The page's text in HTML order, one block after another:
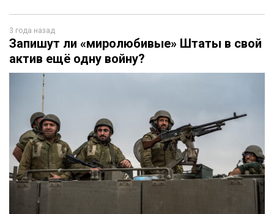
3 года назад
Запишут ли «миролюбивые» Штаты в свой
актив ещё одну войну?